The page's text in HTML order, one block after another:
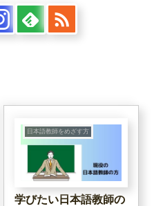
日本語教師をめざす方
学びたい日本語教師の